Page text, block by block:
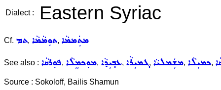
Dialect : Eastern Syriac
Cf. ܬܡ, ܬܘܼܡܵܡܵܐ, ܡܬܲܡܡܵܐ
See also : ܦܘܼܪܩܵܐ, ܡܘܼܟܡܸܠܵܐ, ܥܒ݂ܝܼܕܵܐ, ܓܡܝܼܪܵܐ, ܡܫܲܡܠܝܵܐ, ܟܡܝܼܠܵܐ,
Source : Sokoloff, Bailis Shamun